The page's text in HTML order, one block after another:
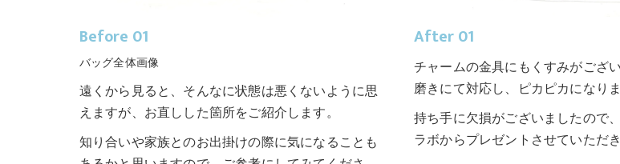
Before 01
バッグ全体画像
遠くから見ると、そんなに状態は悪くないように思
えますが、お直しした箇所をご紹介します。
知り合いや家族とのお出掛けの際に気になることも
After 01
チャームの金具にもくすみがござ
磨きにて対応し、ピカピカになりま
持ち手に欠損がございましたので
ラボからプレゼントさせていただき